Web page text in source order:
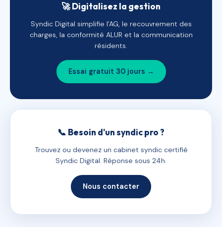
🚀 Digitalisez la gestion
Syndic Digital simplifie l'AG, le recouvrement des
charges, la conformité ALUR et la communication
résidents.
Essai gratuit 30 jours →
📞 Besoin d'un syndic pro ?
Trouvez ou devenez un cabinet syndic certifié
Syndic Digital. Réponse sous 24h.
Nous contacter